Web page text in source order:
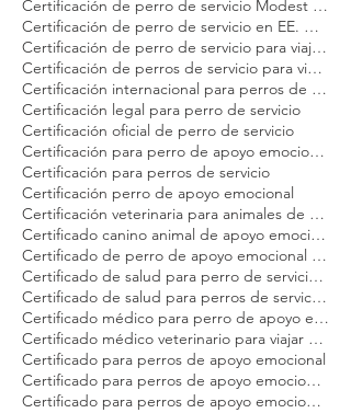
Certificación de perro de servicio Modest Dog
Certificación de perro de servicio en EE. UU. para adultos
Certificación de perro de servicio para viajeros
Certificación de perros de servicio para viajar en avión Modest Dog
Certificación internacional para perros de servicio Modest Dog
Certificación legal para perro de servicio
Certificación oficial de perro de servicio
Certificación para perro de apoyo emocional Modest Dog
Certificación para perros de servicio
Certificación perro de apoyo emocional
Certificación veterinaria para animales de servicio Modest Dog
Certificado canino animal de apoyo emocional
Certificado de perro de apoyo emocional para avión
Certificado de salud para perro de servicio Modest Dog
Certificado de salud para perros de servicio en EE. UU. Modest Dog
Certificado médico para perro de apoyo emocional Modest Dog
Certificado médico veterinario para viajar Modest Dog
Certificado para perros de apoyo emocional
Certificado para perros de apoyo emocional en Estados Unidos Modest Dog
Certificado para perros de apoyo emocional en vuelo Modest Dog